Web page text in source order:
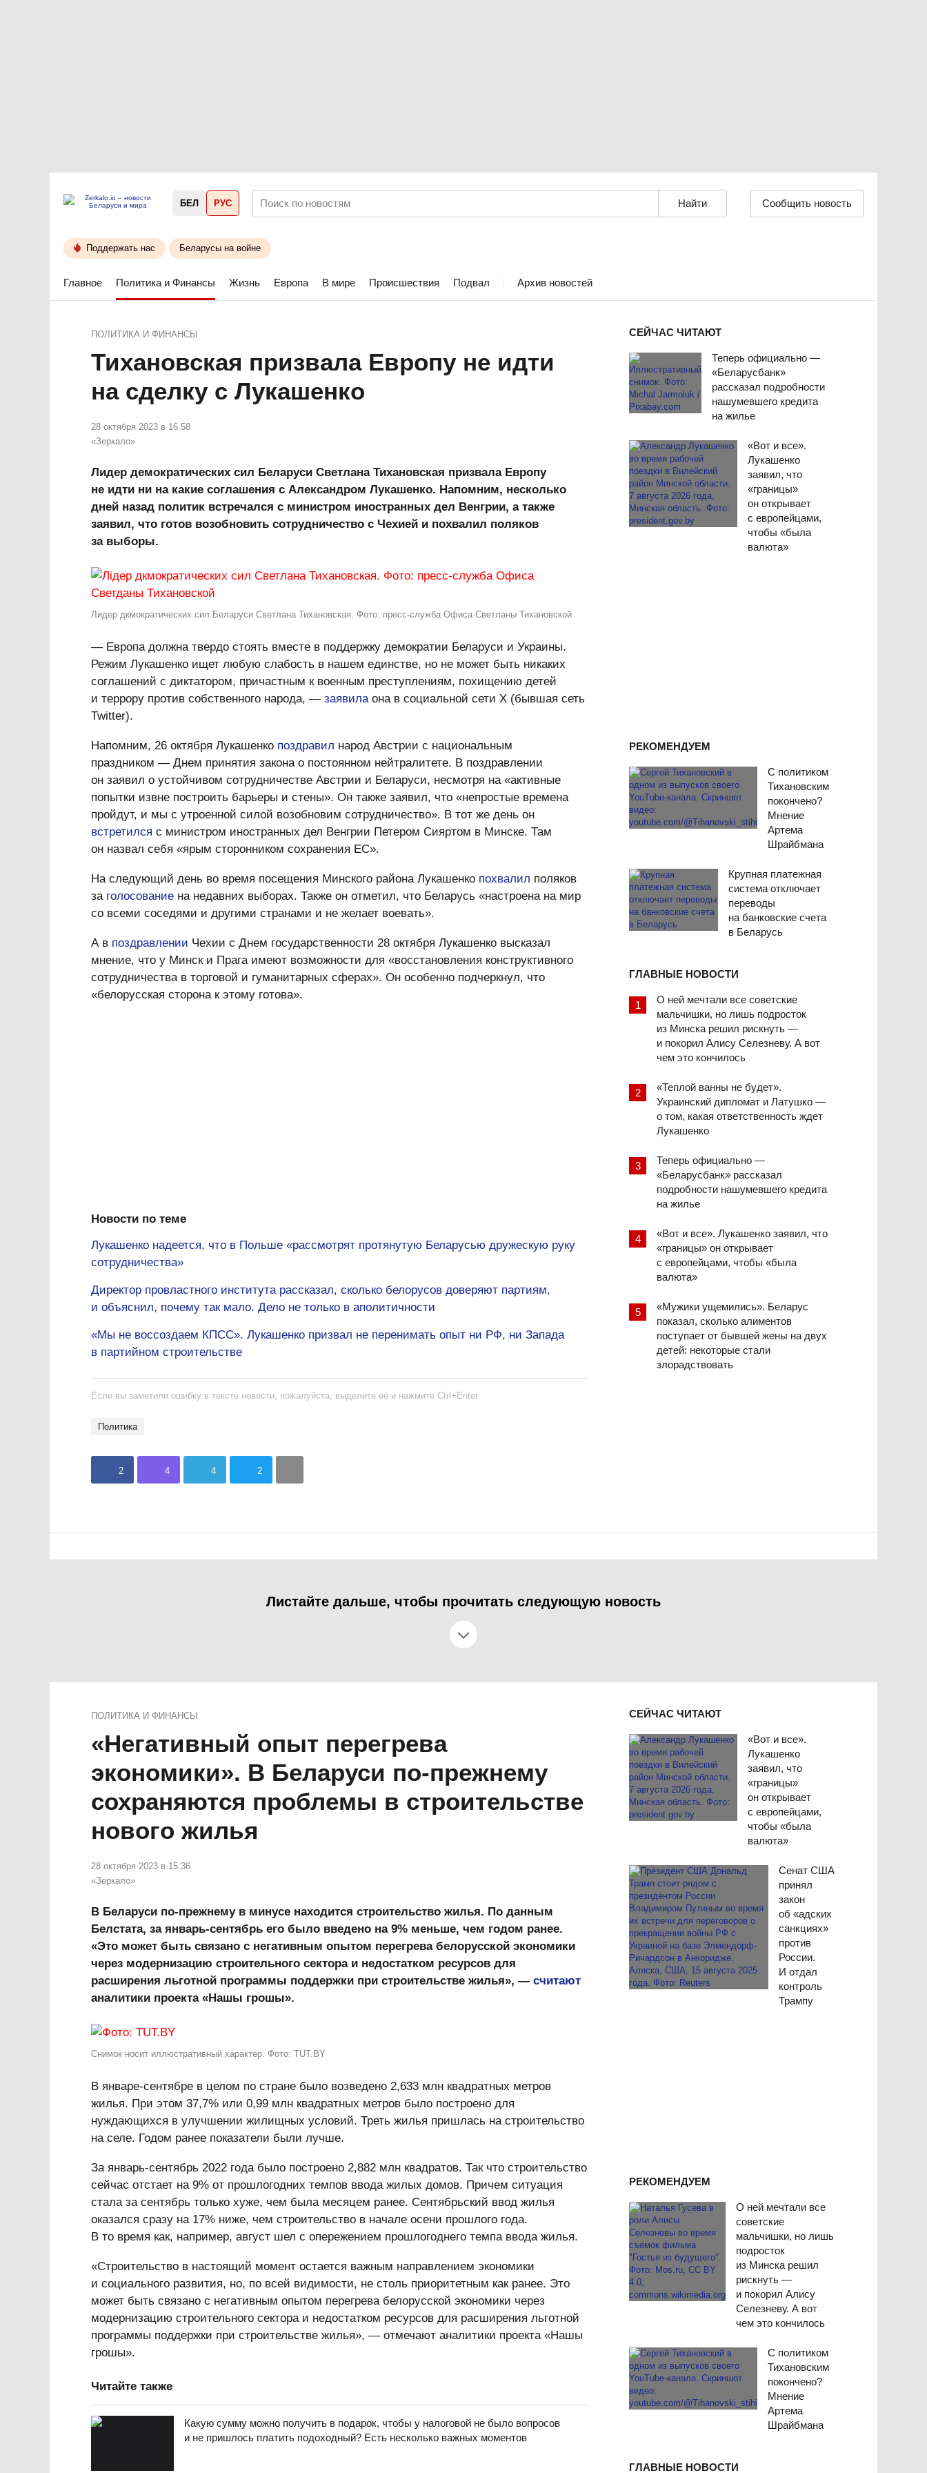
БЕЛ РУС Сообщить новость
Поддержать нас Беларусы на войне
Главное Политика и Финансы Жизнь Европа В мире Происшествия Подвал Архив новостей
СЕЙЧАС ЧИТАЮТ
Теперь официально —
«Беларусбанк»
рассказал подробности
нашумевшего кредита
на жилье
«Вот и все».
Лукашенко
заявил, что
«границы»
он открывает
с европейцами,
чтобы «была
валюта»
РЕКОМЕНДУЕМ
С политиком
Тихановским
покончено?
Мнение
Артема
Шрайбмана
Крупная платежная
система отключает
переводы
на банковские счета
в Беларусь
ГЛАВНЫЕ НОВОСТИ
О ней мечтали все советские
мальчишки, но лишь подросток
из Минска решил рискнуть —
и покорил Алису Селезневу. А вот
чем это кончилось
«Теплой ванны не будет».
Украинский дипломат и Латушко —
о том, какая ответственность ждет
Лукашенко
Теперь официально —
«Беларусбанк» рассказал
подробности нашумевшего кредита
на жилье
«Вот и все». Лукашенко заявил, что
«границы» он открывает
с европейцами, чтобы «была
валюта»
«Мужики ущемились». Беларус
показал, сколько алиментов
поступает от бывшей жены на двух
детей: некоторые стали
злорадствовать
ПОЛИТИКА И ФИНАНСЫ
Тихановская призвала Европу не идти
на сделку с Лукашенко
28 октября 2023 в 16.58
«Зеркало»
Лидер демократических сил Беларуси Светлана Тихановская призвала Европу
не идти ни на какие соглашения с Александром Лукашенко. Напомним, несколько
дней назад политик встречался с министром иностранных дел Венгрии, а также
заявил, что готов возобновить сотрудничество с Чехией и похвалил поляков
за выборы.
Лидер дкмократических сил Беларуси Светлана Тихановская. Фото: пресс-служба Офиса Светланы Тихановской
— Европа должна твердо стоять вместе в поддержку демократии Беларуси и Украины.
Режим Лукашенко ищет любую слабость в нашем единстве, но не может быть никаких
соглашений с диктатором, причастным к военным преступлениям, похищению детей
и террору против собственного народа, — заявилаона в социальной сети Х (бывшая сеть
Twitter).
Напомним, 26 октября Лукашенко поздравил народ Австрии с национальным
праздником — Днем принятия закона о постоянном нейтралитете. В поздравлении
он заявил о устойчивом сотрудничестве Австрии и Беларуси, несмотря на «активные
попытки извне построить барьеры и стены». Он также заявил, что «непростые времена
пройдут, и мы с утроенной силой возобновим сотрудничество». В тот же день он
встретился с министром иностранных дел Венгрии Петером Сияртом в Минске. Там
он назвал себя «ярым сторонником сохранения ЕС».
На следующий день во время посещения Минского района Лукашенко похвалил поляков
за голосование на недавних выборах. Также он отметил, что Беларусь «настроена на мир
со всеми соседями и другими странами и не желает воевать».
А в поздравлении Чехии с Днем государственности 28 октября Лукашенко высказал
мнение, что у Минск и Прага имеют возможности для «восстановления конструктивного
сотрудничества в торговой и гуманитарных сферах». Он особенно подчеркнул, что
«белорусская сторона к этому готова».
Новости по теме
Лукашенко надеется, что в Польше «рассмотрят протянутую Беларусью дружескую руку
сотрудничества»
Директор провластного института рассказал, сколько белорусов доверяют партиям,
и объяснил, почему так мало. Дело не только в аполитичности
«Мы не воссоздаем КПСС». Лукашенко призвал не перенимать опыт ни РФ, ни Запада
в партийном строительстве
Если вы заметили ошибку в тексте новости, пожалуйста, выделите её и нажмите Ctrl+Enter
политика
2 4 4 2
Листайте дальше, чтобы прочитать следующую новость